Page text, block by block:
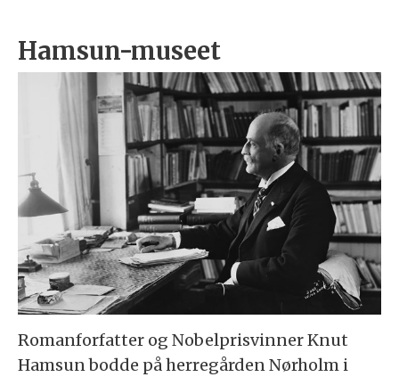
Hamsun-museet
Romanforfatter og Nobelprisvinner Knut
Hamsun bodde på herregården Nørholm i